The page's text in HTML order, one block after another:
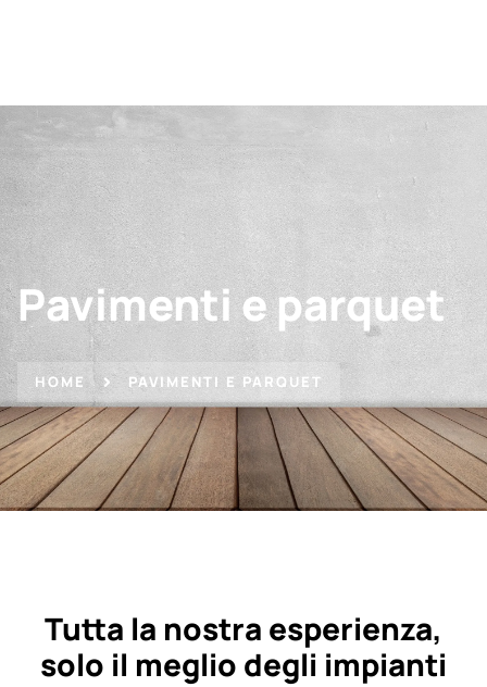
Pavimenti e parquet
HOME PAVIMENTI E PARQUET
Tutta la nostra esperienza,
solo il meglio degli impianti